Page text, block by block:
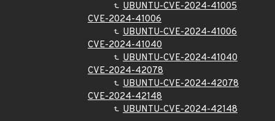
UBUNTU-CVE-2024-41005
CVE-2024-41006
UBUNTU-CVE-2024-41006
CVE-2024-41040
UBUNTU-CVE-2024-41040
CVE-2024-42078
UBUNTU-CVE-2024-42078
CVE-2024-42148
UBUNTU-CVE-2024-42148